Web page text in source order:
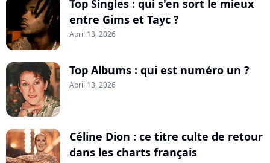
Top Singles : qui s'en sort le mieux
entre Gims et Tayc ?
April 13, 2026
Top Albums : qui est numéro un ?
April 13, 2026
Céline Dion : ce titre culte de retour
dans les charts français